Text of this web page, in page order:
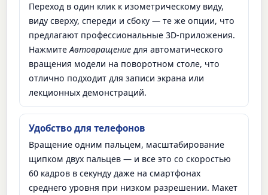
Переход в один клик к изометрическому виду,
виду сверху, спереди и сбоку — те же опции, что
предлагают профессиональные 3D-приложения.
НажмитеАвтовращениедля автоматического
вращения модели на поворотном столе, что
отлично подходит для записи экрана или
лекционных демонстраций.
Удобство для телефонов
Вращение одним пальцем, масштабирование
щипком двух пальцев — и все это со скоростью
60 кадров в секунду даже на смартфонах
среднего уровня при низком разрешении. Макет